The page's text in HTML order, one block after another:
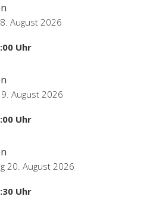
August 2026
Uhr
August 2026
Uhr
20. August 2026
Uhr